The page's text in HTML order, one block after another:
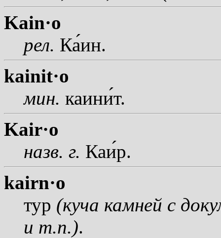
Kain·o
рел. Каин.
kainit·o
мин. каинит.
Kair·o
назв. г. Каир.
kairn·o
тур (куча камней с
и т.п.).